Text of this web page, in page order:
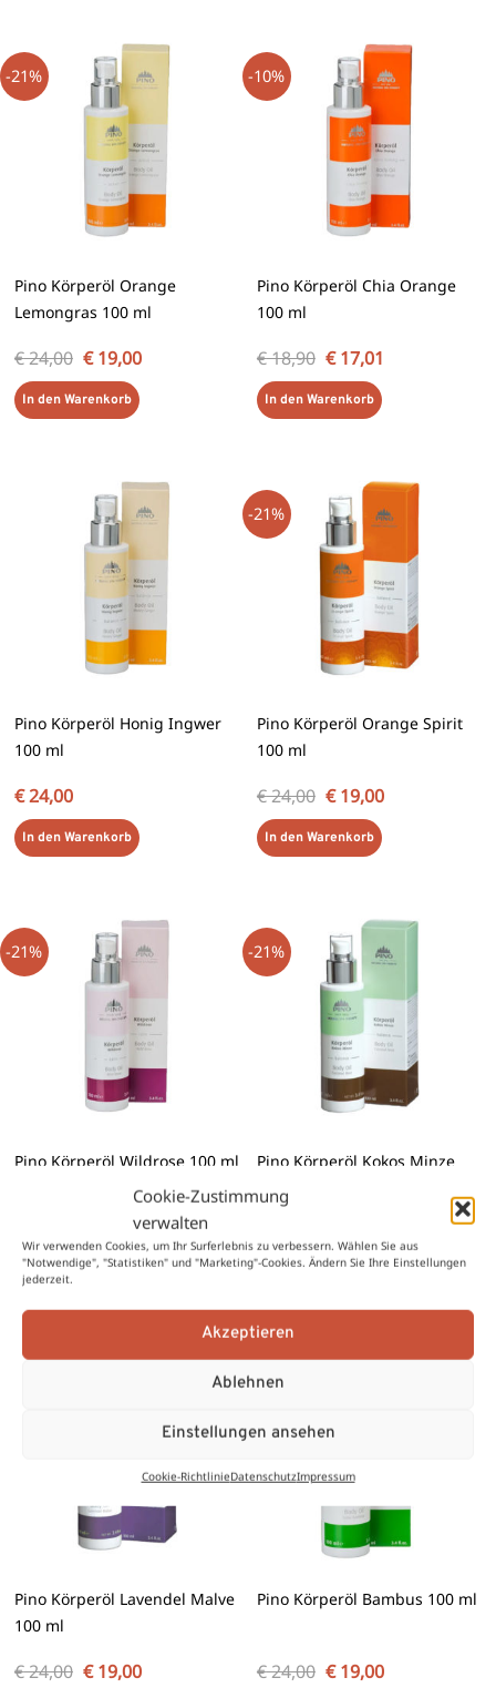
Cookie-Zustimmung
verwalten
Wir verwenden Cookies, um Ihr Surferlebnis zu verbessern. Wählen Sie aus
"Notwendige", "Statistiken" und "Marketing"-Cookies. Ändern Sie Ihre Einstellungen
jederzeit.
Akzeptieren
Ablehnen
Einstellungen ansehen
Cookie-RichtlinieDatenschutzImpressum
-21%
Pino Körperöl Orange
Lemongras 100 ml
€24,00
Preis
war:
€ 24,00
€19,00
Preis
ist:
In den Warenkorb
-10%
Pino Körperöl Chia Orange
100 ml
€18,90
Preis
war:
€ 18,90
€17,01
Preis
ist:
€ 17,01.
In den Warenkorb
Pino Körperöl Honig Ingwer
100 ml
€24,00
In den Warenkorb
-21%
Pino Körperöl Orange Spirit
100 ml
€24,00
Preis
war:
€ 24,00
€19,00
Preis
ist:
In den Warenkorb
-21%
Pino Körperöl Wildrose 100 ml
Preis
war:
€ 24,00
19,00
Preis
ist:
In den Warenkorb
-21%
Pino Körperöl Kokos Minze
100 ml
Preis
war:
€ 24,00
Preis
ist:
Pino Körperöl Lavendel Malve
100 ml
€24,00 €19,00
-21%
Neu!
Pino Körperöl Bambus 100 ml
€24,00 €19,00